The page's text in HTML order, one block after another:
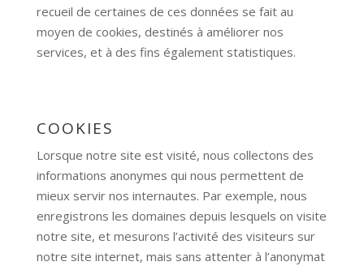
recueil de certaines de ces données se fait au
moyen de cookies, destinés à améliorer nos
services, et à des fins également statistiques.
COOKIES
Lorsque notre site est visité, nous collectons des
informations anonymes qui nous permettent de
mieux servir nos internautes. Par exemple, nous
enregistrons les domaines depuis lesquels on visite
notre site, et mesurons l’activité des visiteurs sur
notre site internet, mais sans attenter à l’anonymat